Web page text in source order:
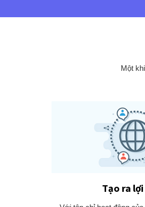
Một
Tạo ra